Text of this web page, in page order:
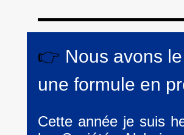
👉 Nous avons
une formule en
Cette année je suis